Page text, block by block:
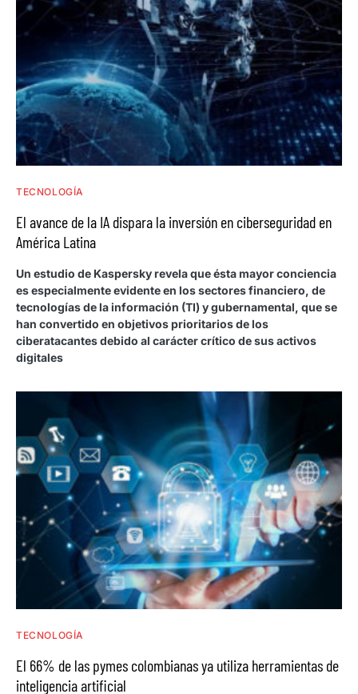
TECNOLOGÍA
El avance de la IA dispara la inversión en ciberseguridad en
América Latina
Un estudio de Kaspersky revela que ésta mayor conciencia
es especialmente evidente en los sectores financiero, de
tecnologías de la información (TI) y gubernamental, que se
han convertido en objetivos prioritarios de los
ciberatacantes debido al carácter crítico de sus activos
digitales
TECNOLOGÍA
El 66% de las pymes colombianas ya utiliza herramientas de
inteligencia artificial